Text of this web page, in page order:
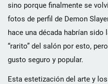
sino porque finalmente se
fotos de perfil de Demon
hace una década habrían sido
“rarito” del salón por esto,
gusto seguro y popular.
Esta estetización del arte y